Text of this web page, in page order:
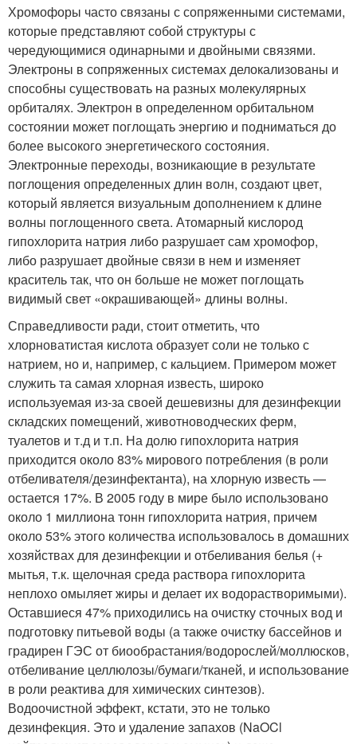
Хромофоры часто связаны с сопряженными системами,
которые представляют собой структуры с
чередующимися одинарными и двойными связями.
Электроны в сопряженных системах делокализованы и
способны существовать на разных молекулярных
орбиталях. Электрон в определенном орбитальном
состоянии может поглощать энергию и подниматься до
более высокого энергетического состояния.
Электронные переходы, возникающие в результате
поглощения определенных длин волн, создают цвет,
который является визуальным дополнением к длине
волны поглощенного света. Атомарный кислород
гипохлорита натрия либо разрушает сам хромофор,
либо разрушает двойные связи в нем и изменяет
краситель так, что он больше не может поглощать
видимый свет «окрашивающей» длины волны.
Справедливости ради, стоит отметить, что
хлорноватистая кислота образует соли не только с
натрием, но и, например, с кальцием. Примером может
служить та самая хлорная известь, широко
используемая из-за своей дешевизны для дезинфекции
складских помещений, животноводческих ферм,
туалетов и т.д и т.п. На долю гипохлорита натрия
приходится около 83% мирового потребления (в роли
отбеливателя/дезинфектанта), на хлорную известь —
остается 17%. В 2005 году в мире было использовано
около 1 миллиона тонн гипохлорита натрия, причем
около 53% этого количества использовалось в домашних
хозяйствах для дезинфекции и отбеливания белья (+
мытья, т.к. щелочная среда раствора гипохлорита
неплохо омыляет жиры и делает их водорастворимыми).
Оставшиеся 47% приходились на очистку сточных вод и
подготовку питьевой воды (а также очистку бассейнов и
градирен ГЭС от биообрастания/водорослей/моллюсков,
отбеливание целлюлозы/бумаги/тканей, и использование
в роли реактива для химических синтезов).
Водоочистной эффект, кстати, это не только
дезинфекция. Это и удаление запахов (NaOCl